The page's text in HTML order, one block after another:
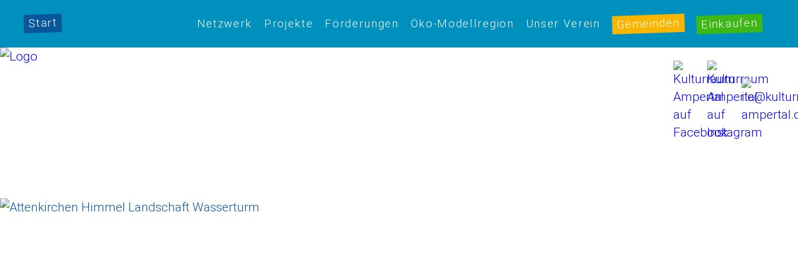
Start Netzwerk Projekte Förderungen Öko-Modellregion Unser Verein Gemeinden Einkaufen